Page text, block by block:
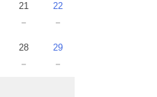
21
－
22
－
28
－
29
－